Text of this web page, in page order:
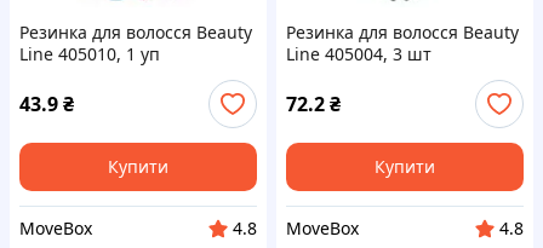
Резинка для волосся Beauty
Line 405010, 1 уп
43.9₴
Купити
MoveBox
4.8
Резинка для волосся Beauty
Line 405004, 3 шт
72.2₴
Купити
MoveBox
4.8